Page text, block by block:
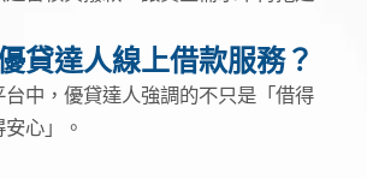
貸達人線上借款服務？
中，優貸達人強調的不只是「借得
心」。